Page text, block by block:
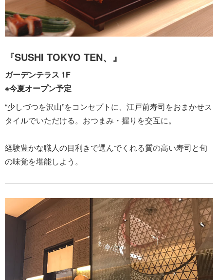
『SUSHI TOKYO TEN、』
ガーデンテラス 1F
※今夏オープン予定
“少しづつを沢山”をコンセプトに、江戸前寿司をおまかせス
タイルでいただける。おつまみ・握りを交互に。
経験豊かな職人の目利きで選んでくれる質の高い寿司と旬
の味覚を堪能しよう。